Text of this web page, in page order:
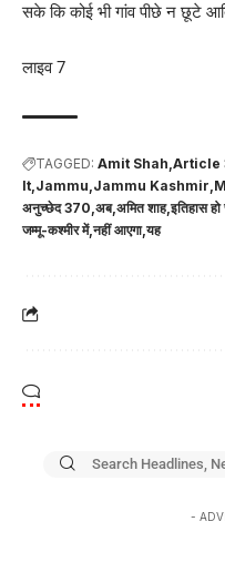
सके कि कोई भी गांव पीछे न छूटे
लाइव 7
TAGGED: Amit Shah Article
It Jammu Jammu Kashmir
अनुच्छेद 370 अब अमित शाह इतिहास
जम्मू-कश्मीर में नहीं आएगा यह
-